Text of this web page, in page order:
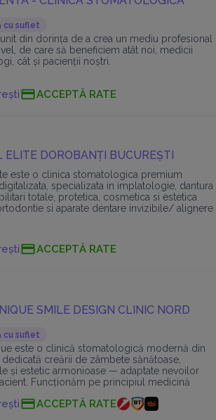
cu suflet
din dorinţa de a crea un mediu profesional
de care să beneficiem atât noi, medicii
cât şi pacienţii noştri.
ale medicinei dentare, astfel încât,
ACCEPTĂ RATE
ELITE DOROBANȚI BUCUREȘTI
este o clinica stomatologica premium
specializata in implatologie, dantura
totale, protetica, cosmetica si estetica
si aparate dentare invizibile/ alignere
ACCEPTĂ RATE
SMILE DESIGN CLINIC NORD
cu suflet
este o clinică stomatologică modernă din
dedicată creării de zâmbete sănătoase,
și estetic armonioase — adaptate nevoilor
Funcționăm pe principiul medicină
ACCEPTĂ RATE